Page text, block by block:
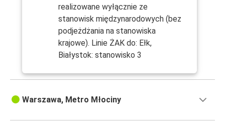
realizowane wyłącznie ze
stanowisk międzynarodowych (bez
podjeżdżania na stanowiska
krajowe). Linie ŻAK do: Ełk,
Białystok: stanowisko 3
Warszawa, Metro Młociny